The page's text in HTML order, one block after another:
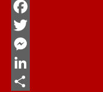
WhatsApp
Facebook
Twitter
Messenger
LinkedIn